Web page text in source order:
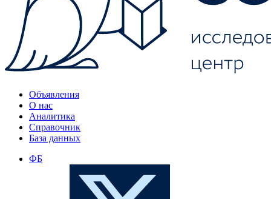
Объявления
О нас
Аналитика
Справочник
База данных
ФБ